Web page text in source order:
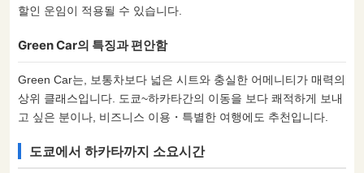
할인 운임이 적용될 수 있습니다.
Green Car의 특징과 편안함
Green Car는, 보통차보다 넓은 시트와 충실한 어메니티가 매력의
상위 클래스입니다. 도쿄~하카타간의 이동을 보다 쾌적하게 보내
고 싶은 분이나, 비즈니스 이용・특별한 여행에도 추천입니다.
도쿄에서 하카타까지 소요시간